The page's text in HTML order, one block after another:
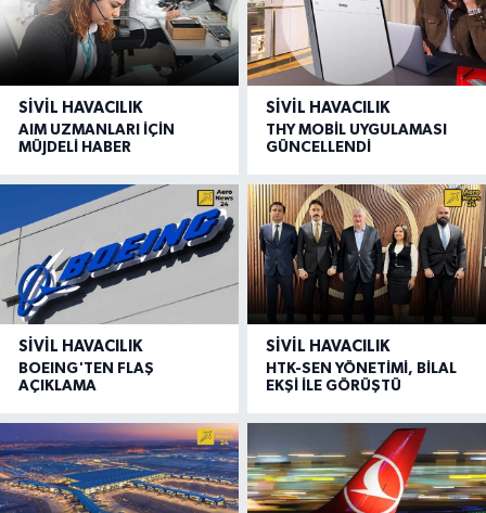
SIVIL HAVACILIK
AIM UZMANLARI İÇİN
MÜJDELİ HABER
SIVIL HAVACILIK
THY MOBİL UYGULAMASI
GÜNCELLENDİ
SIVIL HAVACILIK
BOEING'TEN FLAŞ
AÇIKLAMA
SIVIL HAVACILIK
HTK-SEN YÖNETİMİ, BİLAL
EKŞİ İLE GÖRÜŞTÜ